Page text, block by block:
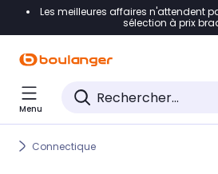
Accéder directement à la
Accéder directement au pied de
Accéder directement au chatbot
Les meilleures affaires n'attendent
sélection à prix
Menu
Connectique